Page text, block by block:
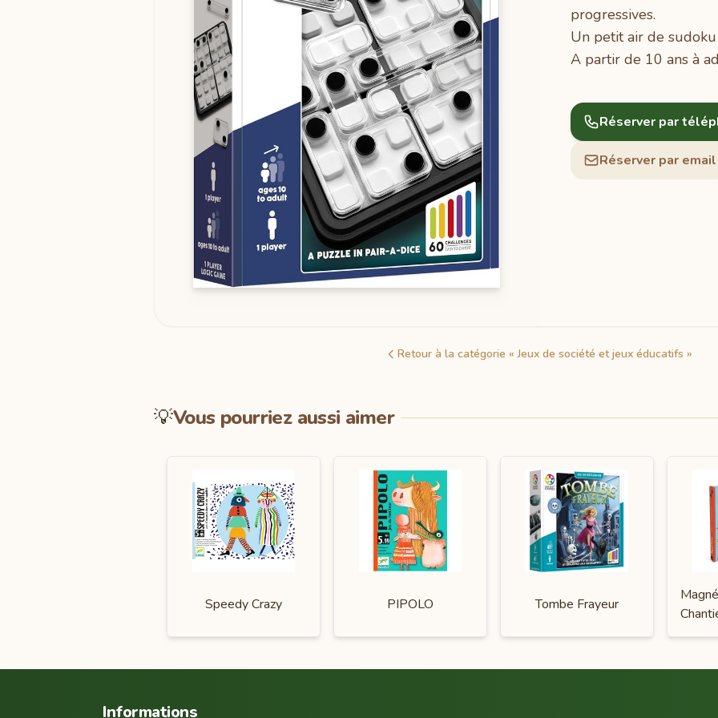
progressives.
Un petit air de
A partir de 10 ans à
Réserver par
Réserver par email
Retour à la catégorie « Jeux de société et jeux éducatifs »
💡Vous pourriez aussi aimer
Speedy Crazy PIPOLO Tombe Frayeur
Informations